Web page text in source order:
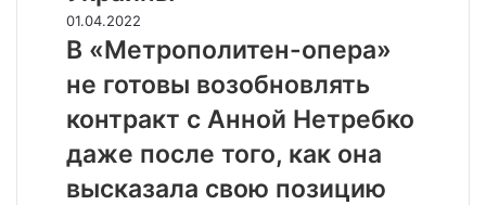
с
т
н
у
н
о
д
н
а
к
а
п
и
о
с
о
р
о
о
ж
о
п
у
т
и
в
е
В
«
е
т
о
п
01.04.2022
В «Метрополитен-опера»
не готовы возобновлять
контракт с Анной Нетребко
даже после того, как она
высказала свою позицию